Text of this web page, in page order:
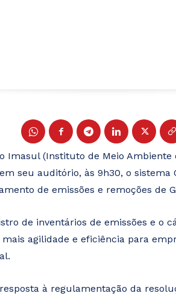
Imasul (Instituto de Meio
seu auditório, às 9h30, o
de emissões e remoções de
de inventários de emissões e o
agilidade e eficiência para
à regulamentação da